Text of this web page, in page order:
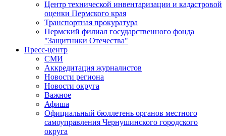
Центр технической инвентаризации и кадастровой
оценки Пермского края
Транспортная прокуратура
Пермский филиал государственного фонда
"Защитники Отечества"
Пресс-центр
СМИ
Аккредитация журналистов
Новости региона
Новости округа
Важное
Афиша
Официальный бюллетень органов местного
самоуправления Чернушинского городского
округа